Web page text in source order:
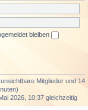
bleiben
Mitglieder und 14
2026, 10:37 gleichzeitig